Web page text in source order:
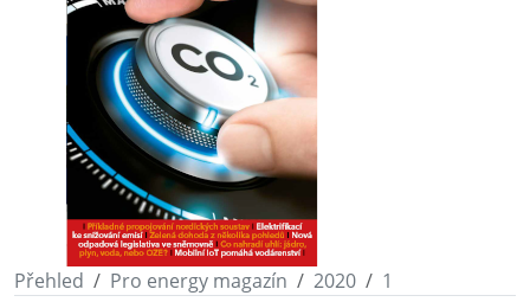
Přehled Pro energy magazín 2020
1